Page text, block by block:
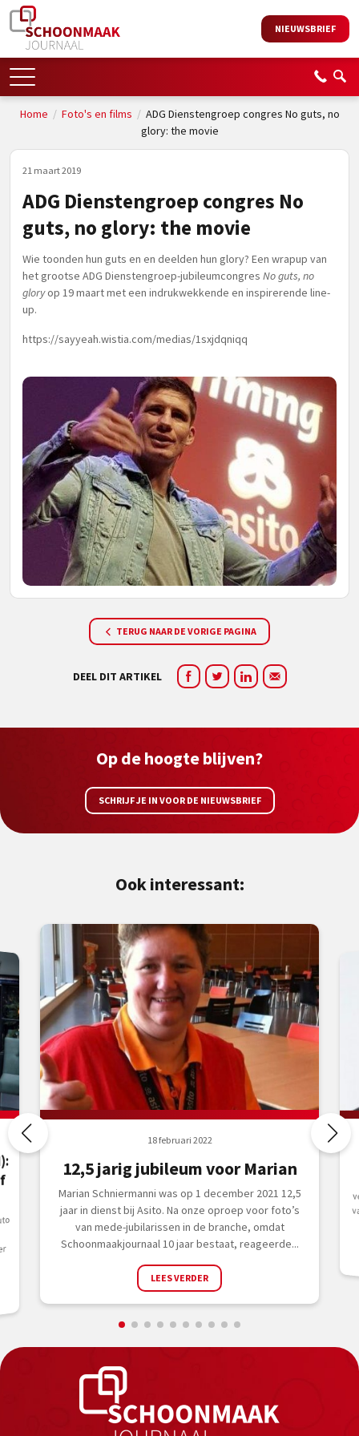
NIEUWSBRIEF
Home / Foto's en films / ADG Dienstengroep congres No guts, no
glory: the movie
21 maart 2019
ADG Dienstengroep congres No
guts, no glory: the movie
Wie toonden hun guts en en deelden hun glory? Een wrapup van
het grootse ADG Dienstengroep-jubileumcongres No guts, no
gloryop 19 maart met een indrukwekkende en inspirerende line-
up.
https://sayyeah.wistia.com/medias/1sxjdqniqq
TERUG NAAR DE VORIGE PAGINA
DEEL DIT ARTIKEL
Op de hoogte blijven?
SCHRIJF JE IN VOOR DE NIEUWSBRIEF
Ook interessant:
18 februari 2022
12,5 jarig jubileum voor Marian
Marian Schniermanni was op 1 december 2021 12,5
jaar in dienst bij Asito. Na onze oproep voor foto’s
van mede-jubilarissen in de branche, omdat
Schoonmaakjournaal 10 jaar bestaat, reageerde...
LEES VERDER